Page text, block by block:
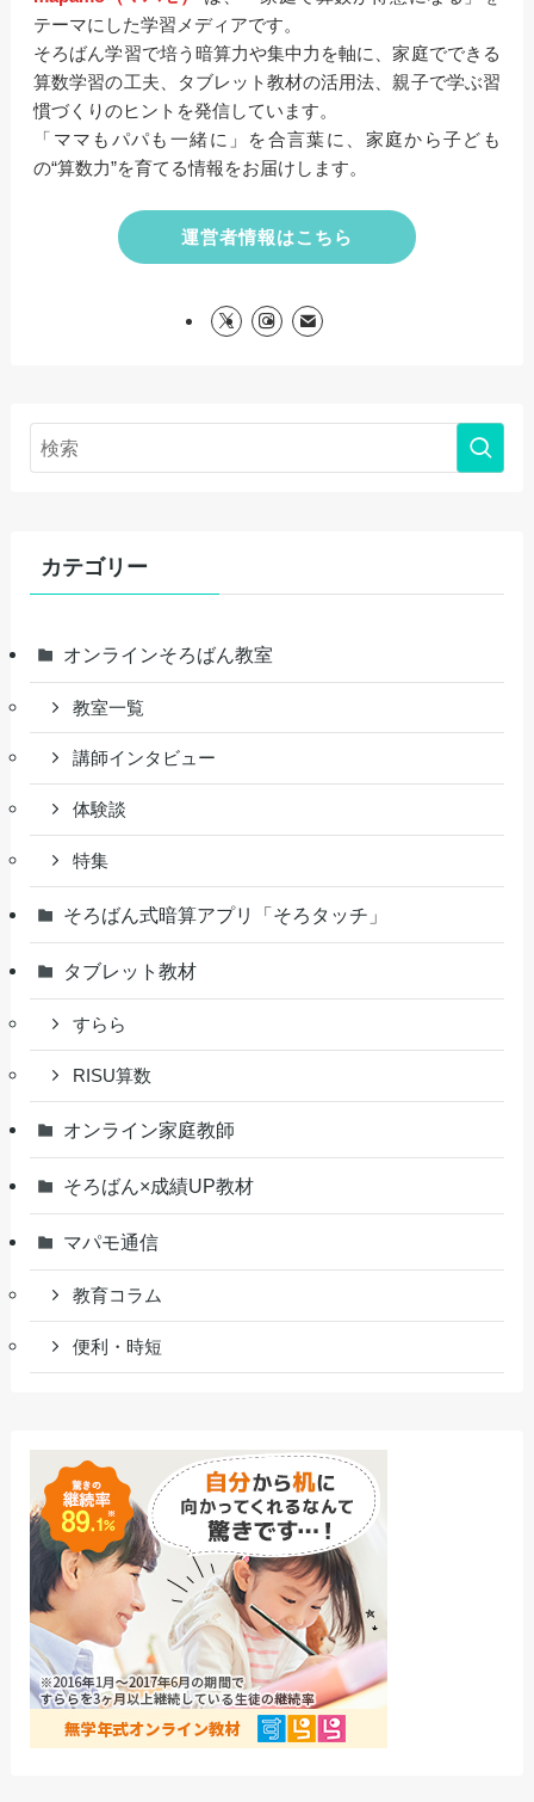
テーマにした学習メディアです。
そろばん学習で培う暗算力や集中力を軸に、家庭でできる
算数学習の工夫、タブレット教材の活用法、親子で学ぶ習
慣づくりのヒントを発信しています。
「ママもパパも一緒に」を合言葉に、家庭から子ども
の“算数力”を育てる情報をお届けします。
運営者情報はこちら
カテゴリー
オンラインそろばん教室
教室一覧
講師インタビュー
体験談
特集
そろばん式暗算アプリ「そろタッチ」
タブレット教材
すらら
RISU算数
オンライン家庭教師
そろばん×成績UP教材
マパモ通信
教育コラム
便利・時短